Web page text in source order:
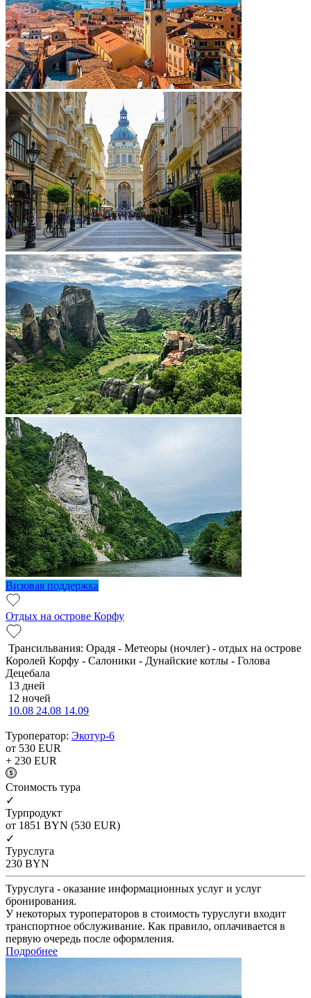
Визовая поддержка
Отдых на острове Корфу
Трансильвания: Орадя - Метеоры (ночлег) - отдых на острове
Королей Корфу - Салоники - Дунайские котлы - Голова
Децебала
13 дней
12 ночей
10.08 24.08 14.09
Туроператор: Экотур-6
от 530 EUR
+ 230 EUR
Cтоимость тура
✓
Турпродукт
от 1851 BYN (530 EUR)
✓
Туруслуга
230 BYN
Туруслуга - оказание информационных услуг и услуг
бронирования.
У некоторых туроператоров в стоимость туруслуги входит
транспортное обслуживание. Как правило, оплачивается в
первую очередь после оформления.
Подробнее